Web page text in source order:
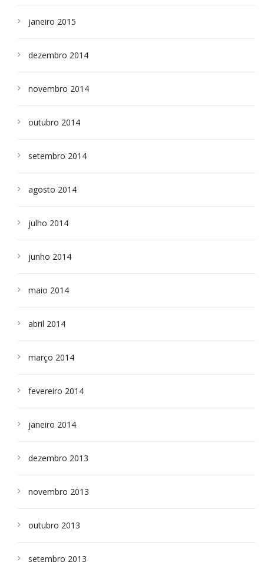
janeiro 2015
dezembro 2014
novembro 2014
outubro 2014
setembro 2014
agosto 2014
julho 2014
junho 2014
maio 2014
abril 2014
março 2014
fevereiro 2014
janeiro 2014
dezembro 2013
novembro 2013
outubro 2013
setembro 2013